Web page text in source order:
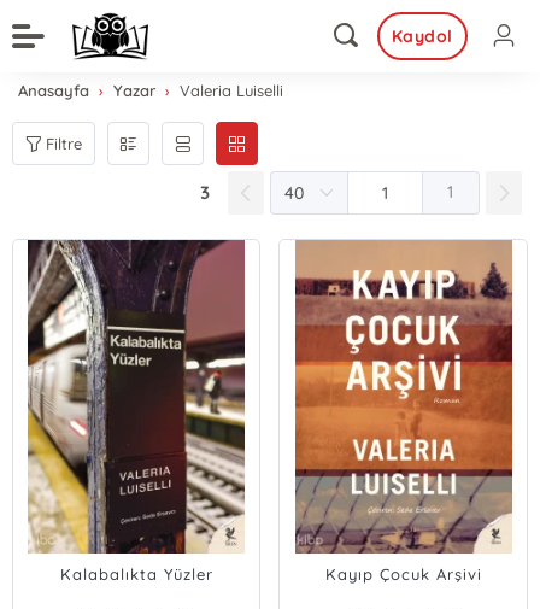
Kaydol
Anasayfa Yazar Valeria Luiselli
Filtre
3 1
Kalabalıkta Yüzler Kayıp Çocuk Arşivi